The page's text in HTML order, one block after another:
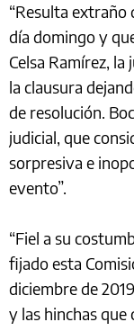
“Resulta extraño
día domingo y
Celsa Ramírez,
la clausura
de resolución.
judicial, que
sorpresiva e
evento”.
“Fiel a su
fijado esta
diciembre de
y las hinchas